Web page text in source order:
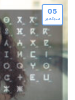
05
سبتمبر